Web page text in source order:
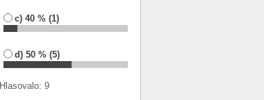
c) 40 % (1)
d) 50 % (5)
Hlasovalo: 9